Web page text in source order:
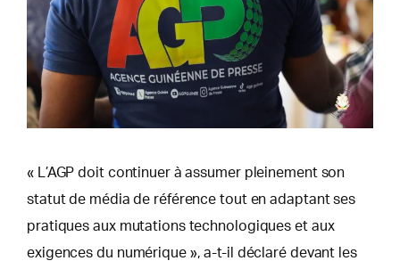
« L’AGP doit continuer à assumer pleinement son
statut de média de référence tout en adaptant ses
pratiques aux mutations technologiques et aux
exigences du numérique », a-t-il déclaré devant les